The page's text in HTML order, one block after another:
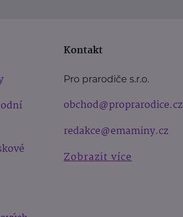
Kontakt
Pro prarodiče s.r.o.
obchod@proprarodice.cz
redakce@emaminy.cz
Zobrazit více